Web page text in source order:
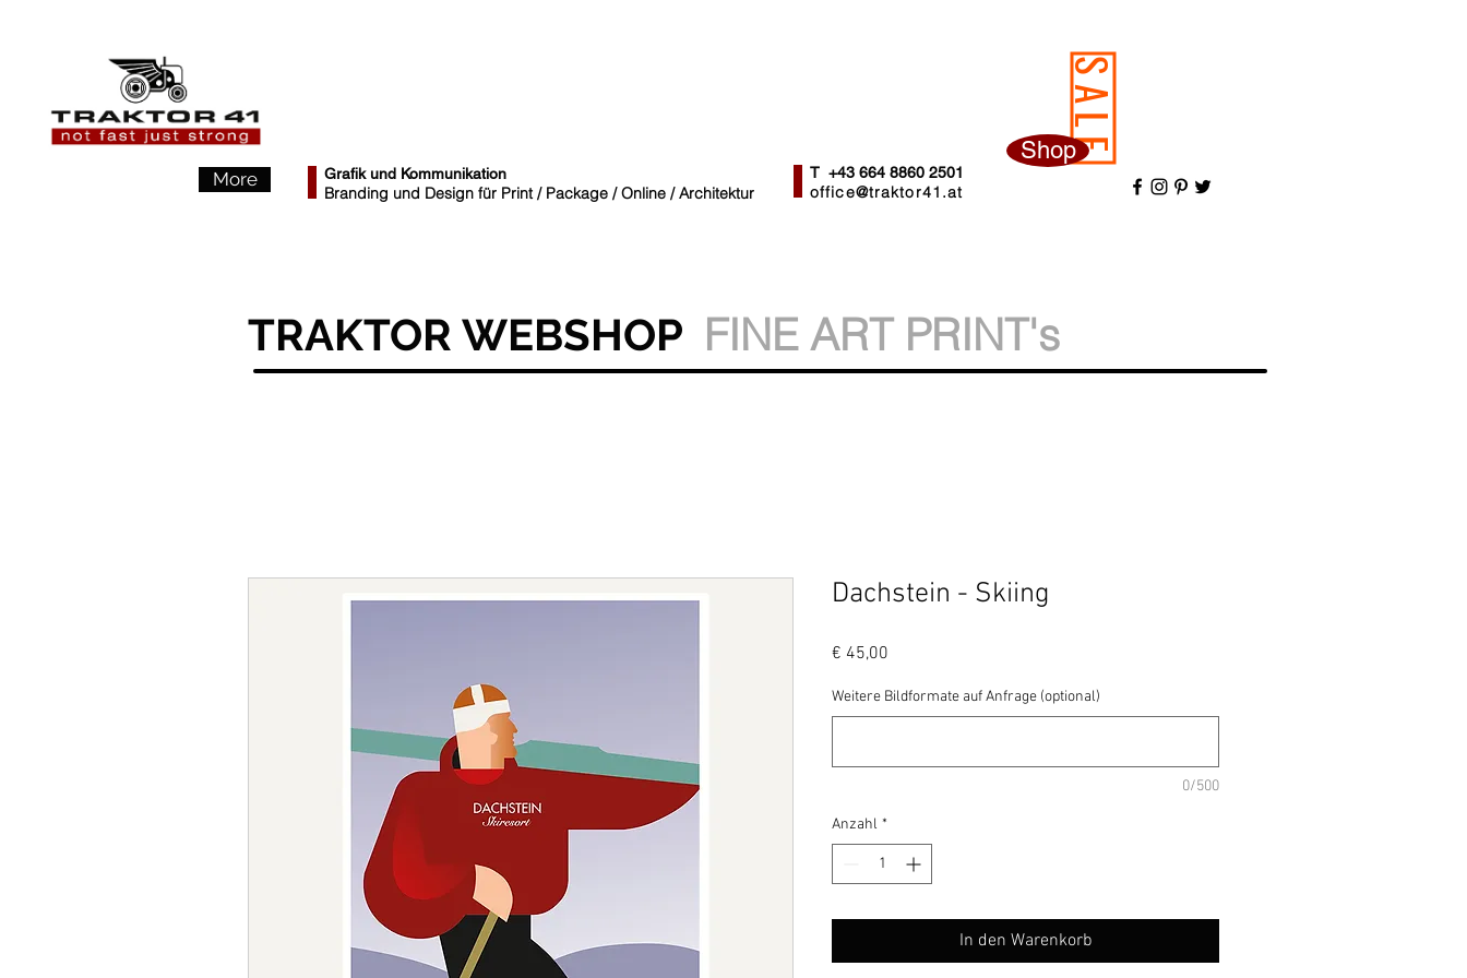
SALE
More Grafik und Kommunikation
Branding und Design für Print / Package / Online / Architektur
T +43 664 8860 2501
office@traktor41.at
Shop
TRAKTOR WEBSHOP FINE ART PRINT's
Dachstein - Skiing
€ 45,00
Weitere Bildformate auf Anfrage (optional)
0/500
Anzahl *
In den Warenkorb